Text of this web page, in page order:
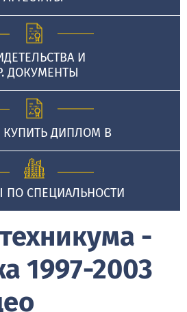
И
ДОКУМЕНТЫ
ДИПЛОМ В
СПЕЦИАЛЬНОСТИ
-
1997-2003